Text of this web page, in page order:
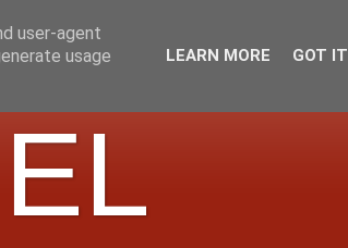
user-agent
usage
LEARN MORE GOT IT